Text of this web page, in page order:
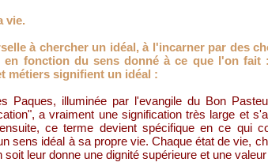
vie.
à chercher un idéal, à l'incarner par des
fonction du sens donné à ce que l'on fait
métiers signifient un idéal :
Paques, illuminée par l'evangile du Bon
a vraiment une signification très large et
ce terme devient spécifique en ce qui
sens idéal à sa propre vie. Chaque état de vie,
leur donne une dignité supérieure et une